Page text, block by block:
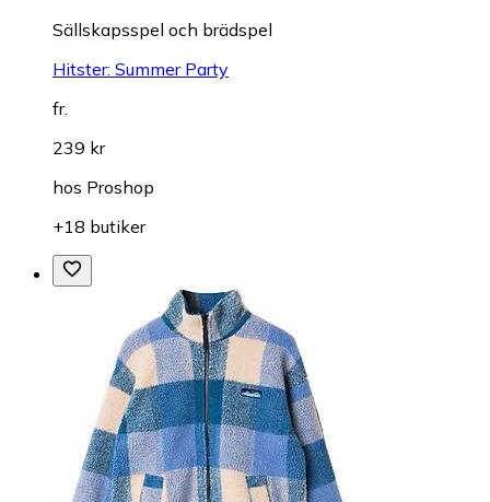
Sällskapsspel och brädspel
Hitster: Summer Party
fr.
239 kr
hos Proshop
+18 butiker